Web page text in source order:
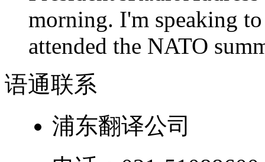
morning. I'm speaking
attended the NATO
语通联系
浦东翻译公司